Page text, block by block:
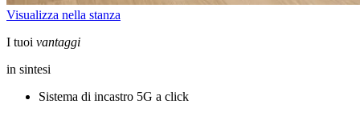
Visualizza nella stanza
I tuoi vantaggi
in sintesi
Sistema di incastro 5G a click